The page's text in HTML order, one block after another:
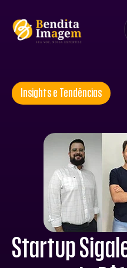
Insights e Tendências
Startup